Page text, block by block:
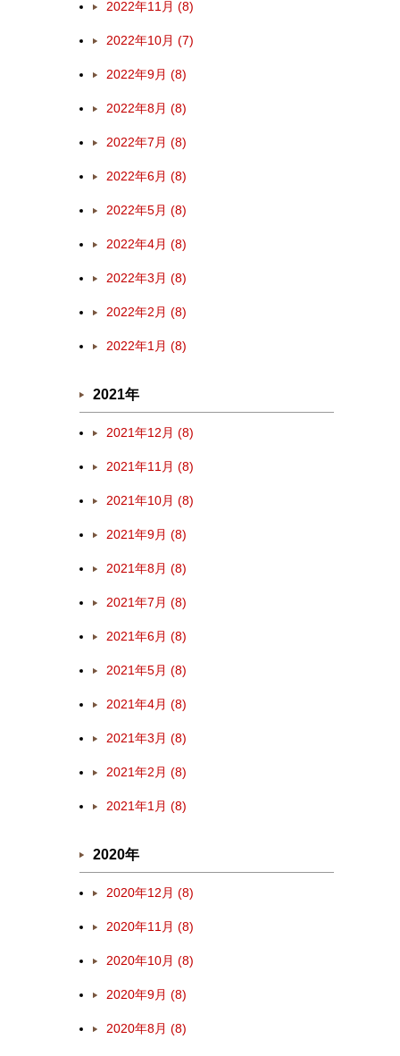
2022年11月 (8)
2022年10月 (7)
2022年9月 (8)
2022年8月 (8)
2022年7月 (8)
2022年6月 (8)
2022年5月 (8)
2022年4月 (8)
2022年3月 (8)
2022年2月 (8)
2022年1月 (8)
2021年
2021年12月 (8)
2021年11月 (8)
2021年10月 (8)
2021年9月 (8)
2021年8月 (8)
2021年7月 (8)
2021年6月 (8)
2021年5月 (8)
2021年4月 (8)
2021年3月 (8)
2021年2月 (8)
2021年1月 (8)
2020年
2020年12月 (8)
2020年11月 (8)
2020年10月 (8)
2020年9月 (8)
2020年8月 (8)